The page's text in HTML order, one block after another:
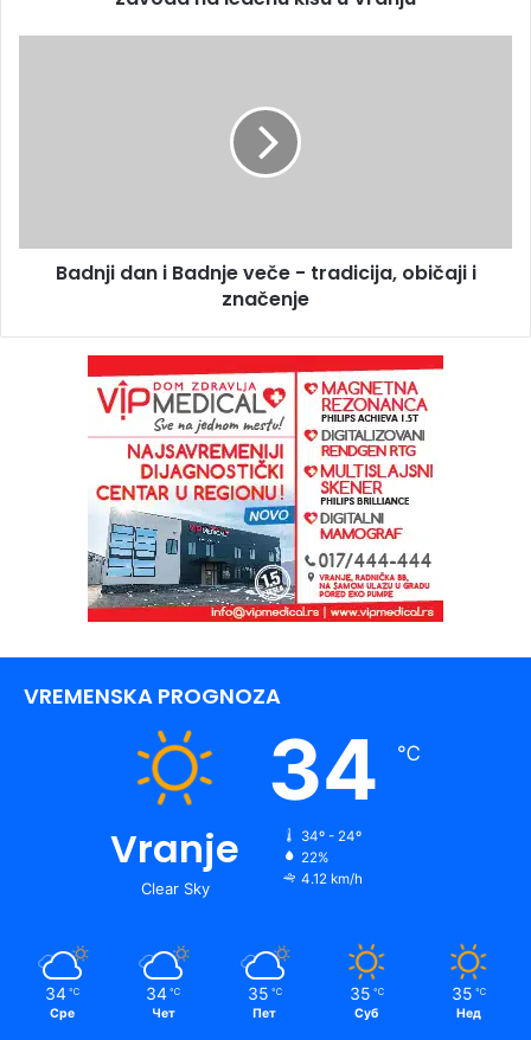
Badnji dan i Badnje veče - tradicija, običaji i
značenje
VREMENSKA PROGNOZA
Vranje
Clear Sky
34 ℃
34º - 24º
22%
4.12 km/h
34 ℃
Сре
34 ℃
Чет
35 ℃
Пет
35 ℃
Суб
35 ℃
Нед